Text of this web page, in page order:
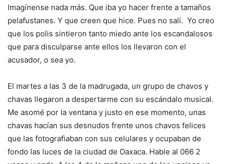
Imagínense nada más. Que iba yo hacer frente a tamaños
pelafustanes. Y que creen que hice. Pues no salí. Yo creo
que los polis sintieron tanto miedo ante los escandalosos
que para disculparse ante ellos los llevaron con el
acusador, o sea yo.
El martes a las 3 de la madrugada, un grupo de chavos y
chavas llegaron a despertarme con su escándalo musical.
Me asomé por la ventana y justo en ese momento, unas
chavas hacían sus desnudos frente unos chavos felices
que las fotografiaban con sus celulares y ocupaban de
fondo las luces de la ciudad de Oaxaca. Hable al 066 2